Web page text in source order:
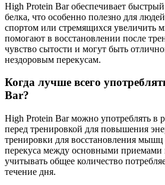
High Protein Bar обеспечивает
белка, что особенно полезно для
спортом или стремящихся увеличить
помогают в восстановлении после
чувство сытости и могут быть
нездоровым перекусам.
Когда лучше всего
Bar?
High Protein Bar можно употреблять в
перед тренировкой для повышения
тренировки для восстановления мышц
перекуса между основными
учитывать общее количество
течение дня.